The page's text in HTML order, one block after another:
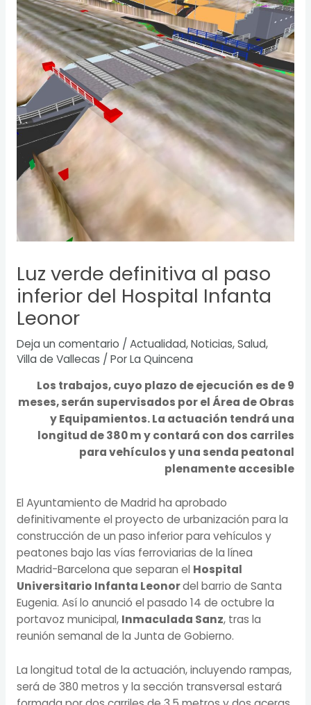
Luz verde definitiva al paso
inferior del Hospital Infanta
Leonor
Deja un comentario / Actualidad,Noticias,Salud,
Villa de Vallecas / PorLa Quincena
Los trabajos, cuyo plazo de ejecución es de 9
meses, serán supervisados por el Área de Obras
y Equipamientos.La actuación tendrá una
longitud de 380 m y contará con dos carriles
para vehículos y una senda peatonal
plenamente accesible
El Ayuntamiento de Madrid ha aprobado
definitivamente el proyecto de urbanización para la
construcción de un paso inferior para vehículos y
peatones bajo las vías ferroviarias de la línea
Madrid-Barcelona que separan el Hospital
Universitario Infanta Leonordel barrio de Santa
Eugenia. Así lo anunció el pasado 14 de octubre la
portavoz municipal, Inmaculada Sanz, tras la
reunión semanal de la Junta de Gobierno.
La longitud total de la actuación, incluyendo rampas,
será de 380 metros y la sección transversal estará